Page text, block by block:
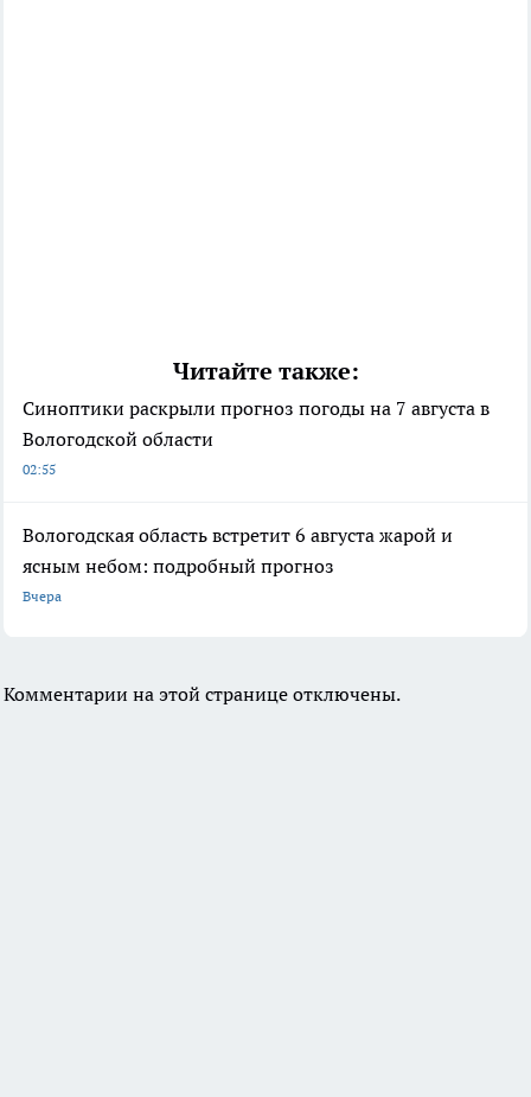
Читайте также:
Синоптики раскрыли прогноз погоды на 7 августа в
Вологодской области
02:55
Вологодская область встретит 6 августа жарой и
ясным небом: подробный прогноз
Вчера
Комментарии на этой странице отключены.